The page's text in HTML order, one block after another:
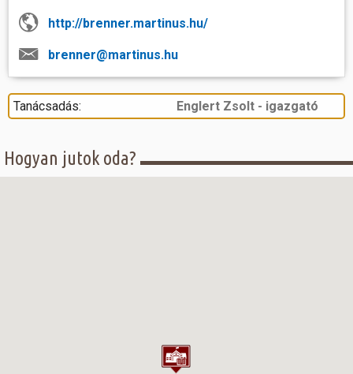
http://brenner.martinus.hu/
brenner@martinus.hu
Tanácsadás: Englert Zsolt - igazgató
Hogyan jutok oda?